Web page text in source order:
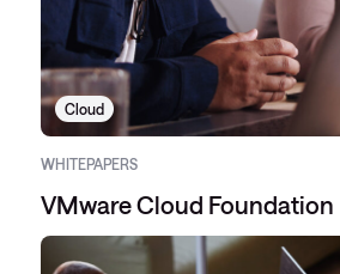
Cloud
WHITEPAPERS
VMware Cloud Foundation